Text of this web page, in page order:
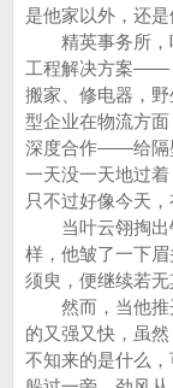
是他家以外，还
精英事务所，
工程解决方案——
搬家、修电器，
型企业在物流方面
深度合作——给隔
一天没一天地过着
只不过好像今天
当叶云翎掏出
样，他皱了一下眉
须臾，便继续若
然而，当他推
的又强又快，虽然
不知来的是什么